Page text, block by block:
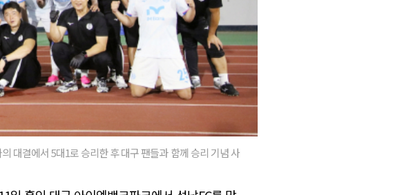
대결에서 5대1로 승리한 후 대구 팬들과 함께 승리 기념 사